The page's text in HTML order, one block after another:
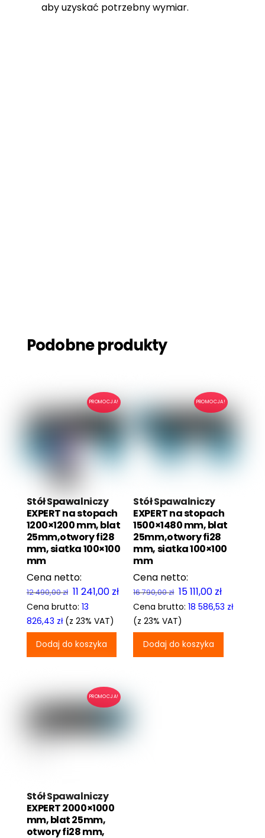
aby uzyskać potrzebny wymiar.
Podobne produkty
PROMOCJA!
Stół Spawalniczy
EXPERT na stopach
1200×1200 mm, blat
25mm,otwory fi28
mm, siatka 100×100
mm
12 490,00zł Pierwotna
cena
wynosiła:
12
490,00 zł.
11 241,00 złAktualna
cena
wynosi:
241,00 zł.
Cena brutto: 13
826,43 zł(z 23% VAT)
Dodaj do koszyka
PROMOCJA!
Stół Spawalniczy
EXPERT na stopach
1500×1480 mm, blat
25mm,otwory fi28
mm, siatka 100×100
mm
16 790,00zł Pierwotna
cena
wynosiła:
16
790,00 zł.
15 111,00 złAktualna
cena
15
Cena brutto:18 586,53 zł
(z 23% VAT)
Dodaj do koszyka
PROMOCJA!
Stół Spawalniczy
EXPERT 2000×1000
mm, blat 25mm,
otwory fi28 mm,